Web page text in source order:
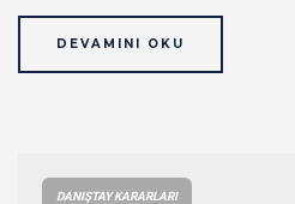
DEVAMINI OKU
DANIŞTAY KARARLARI